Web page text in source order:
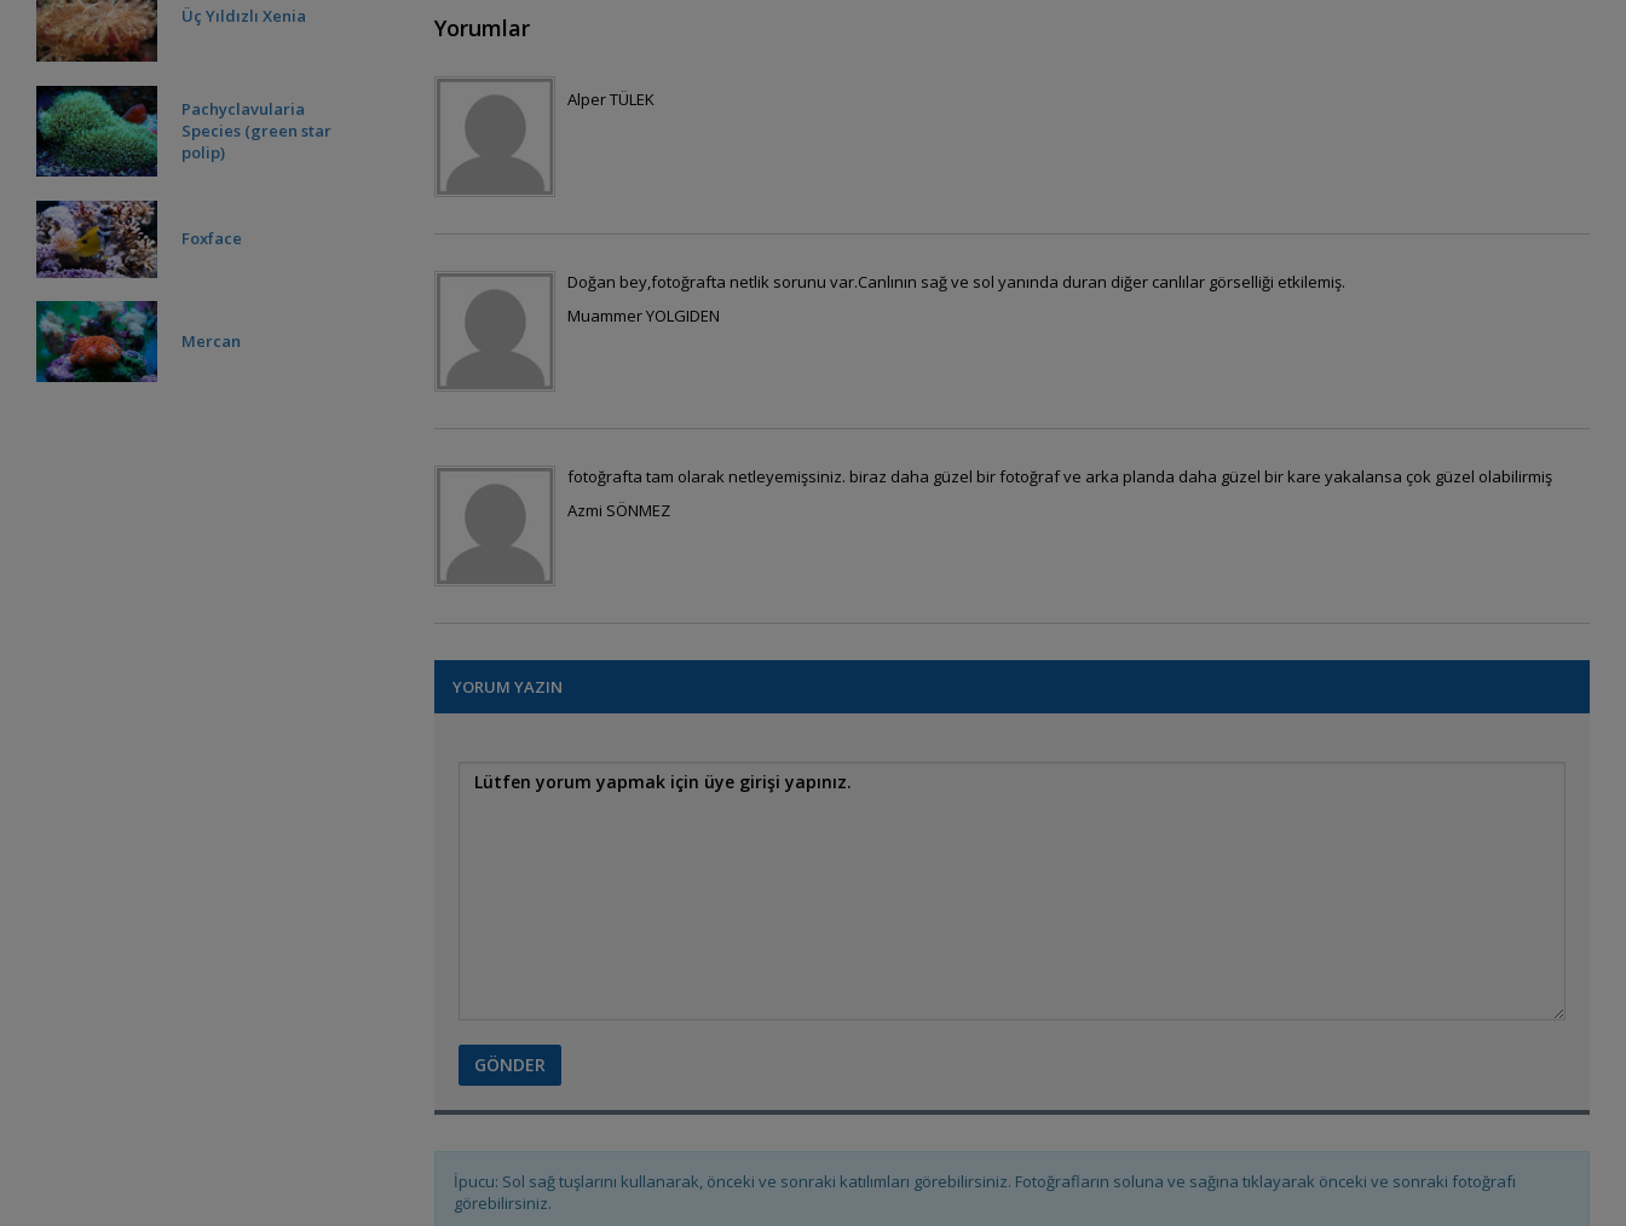
Üç Yıldızlı Xenia
Pachyclavularia
Species (green star
polip)
Foxface
Mercan
Yorumlar
Alper TÜLEK
Doğan bey,fotoğrafta netlik sorunu var.Canlının sağ ve sol yanında duran diğer canlılar görselliği etkilemiş.
Muammer YOLGIDEN
fotoğrafta tam olarak netleyemişsiniz. biraz daha güzel bir fotoğraf ve arka planda daha güzel bir kare yakalansa çok güzel olabilirmiş
Azmi SÖNMEZ
YORUM YAZIN
İpucu: Sol sağ tuşlarını kullanarak, önceki ve sonraki katılımları görebilirsiniz. Fotoğrafların soluna ve sağına tıklayarak önceki ve sonraki fotoğrafı
görebilirsiniz.